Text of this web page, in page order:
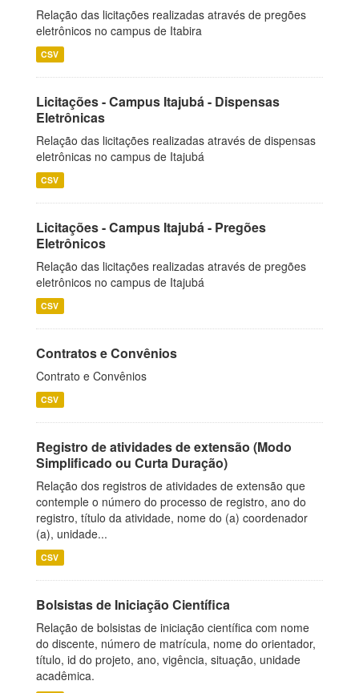
Relação das licitações realizadas através de pregões
eletrônicos no campus de Itabira
CSV
Licitações - Campus Itajubá - Dispensas
Eletrônicas
Relação das licitações realizadas através de dispensas
eletrônicas no campus de Itajubá
CSV
Licitações - Campus Itajubá - Pregões
Eletrônicos
Relação das licitações realizadas através de pregões
eletrônicos no campus de Itajubá
CSV
Contratos e Convênios
Contrato e Convênios
CSV
Registro de atividades de extensão (Modo
Simplificado ou Curta Duração)
Relação dos registros de atividades de extensão que
contemple o número do processo de registro, ano do
registro, título da atividade, nome do (a) coordenador
(a), unidade...
CSV
Bolsistas de Iniciação Científica
Relação de bolsistas de iniciação científica com nome
do discente, número de matrícula, nome do orientador,
título, id do projeto, ano, vigência, situação, unidade
acadêmica.